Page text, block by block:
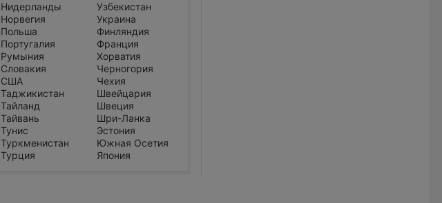
Нидерланды
Норвегия
Польша
Португалия
Румыния
Словакия
США
Таджикистан
Тайланд
Тайвань
Тунис
Туркменистан
Турция
Узбекистан
Украина
Финляндия
Франция
Хорватия
Черногория
Чехия
Швейцария
Швеция
Шри-Ланка
Эстония
Южная Осетия
Япония